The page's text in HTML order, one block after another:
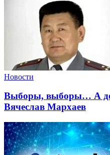
Новости
Выборы, выборы… А
Вячеслав Мархаев